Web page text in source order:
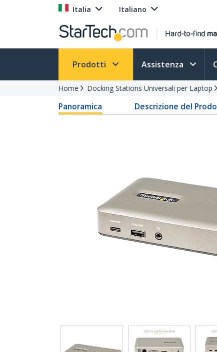
Italia Italiano
Prodotti Assistenza
Home Docking Stations Universali per Laptop
Panoramica Descrizione del